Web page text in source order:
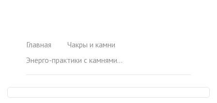
Главная
Чакры и камни
Энерго-практики с камнями. Усиление Свадхистана чакра